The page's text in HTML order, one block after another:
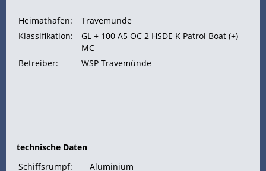
Heimathafen:
Travemünde
Klassifikation:
GL + 100 A5 OC 2 HSDE K Patrol Boat (+)
MC
Betreiber:
WSP Travemünde
technische Daten
Schiffsrumpf:
Aluminium